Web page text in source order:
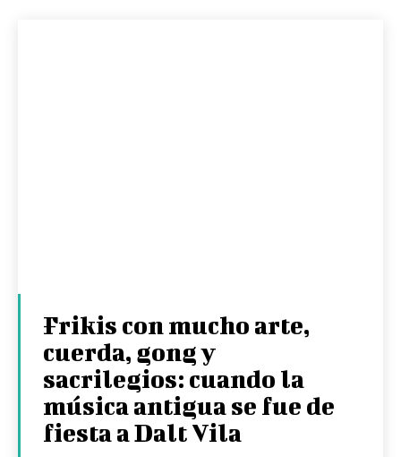
Frikis con mucho arte,
cuerda, gong y
sacrilegios: cuando la
música antigua se fue de
fiesta a Dalt Vila